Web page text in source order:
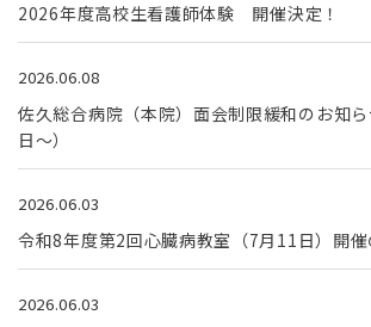
2026年度高校生看護師体験 開催決定！
2026.06.08
佐久総合病院（本院）面会制限緩和のお知
日～）
2026.06.03
令和8年度第2回心臓病教室（7月11日）開
2026.06.03